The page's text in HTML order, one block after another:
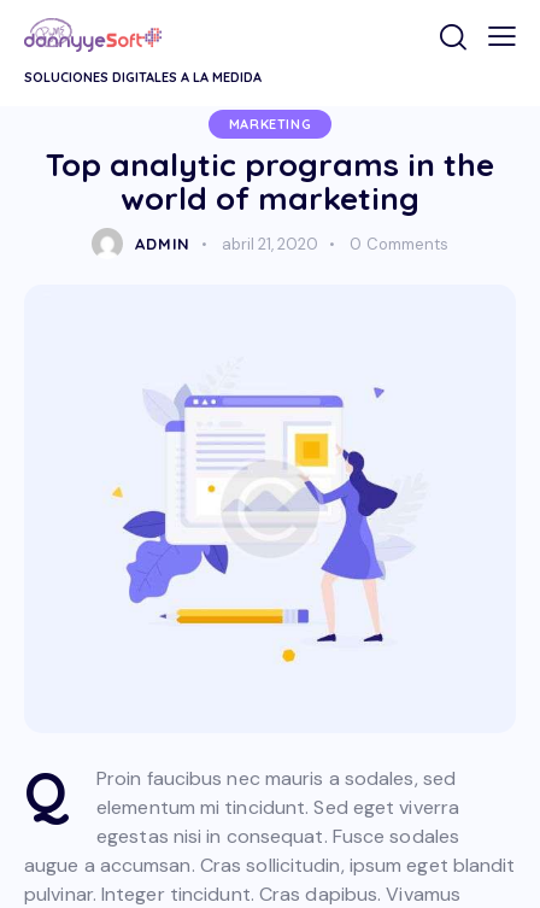
SOLUCIONES DIGITALES A LA MEDIDA
MARKETING
Top analytic programs in the
world of marketing
ADMIN abril 21, 2020 0 Comments
Q
Proin faucibus nec mauris a sodales, sed
elementum mi tincidunt. Sed eget viverra
egestas nisi in consequat. Fusce sodales
augue a accumsan. Cras sollicitudin, ipsum eget blandit
pulvinar. Integer tincidunt. Cras dapibus. Vivamus